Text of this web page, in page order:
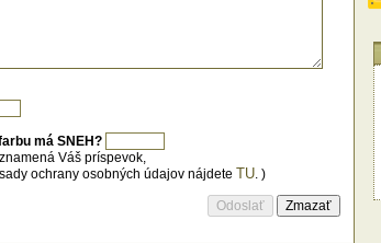
má SNEH?
Váš príspevok,
ochrany osobných údajov nájdete TU. )